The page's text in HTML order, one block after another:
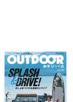
＆TOPICS
各社の出展内容を紐
!!【第93回：IAA
る国産メーカーの販